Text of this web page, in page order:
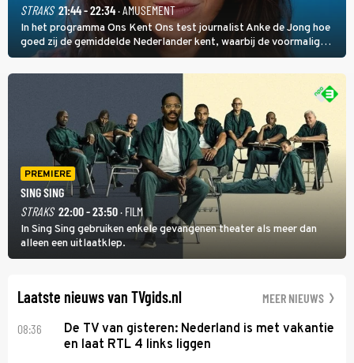
STRAKS 21:44 - 22:34· AMUSEMENT
In het programma Ons Kent Ons test journalist Anke de Jong hoe
goed zij de gemiddelde Nederlander kent, waarbij de voormalig
hoofdredacteur van modebladen Glamour en Elle het samen met
rapper Keizer opneemt tegen Edson da Graça en Marc-Marie
PREMIERE
SING SING
STRAKS 22:00 - 23:50· FILM
In Sing Sing gebruiken enkele gevangenen theater als meer dan
alleen een uitlaatklep.
Laatste nieuws van TVgids.nl MEER NIEUWS
08:36
De TV van gisteren: Nederland is met vakantie
en laat RTL 4 links liggen